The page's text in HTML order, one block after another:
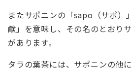
またサポニンの「sapo（サポ）
鹸」を意味し、その名のとおり
があります。
タラの葉茶には、サポニンの他